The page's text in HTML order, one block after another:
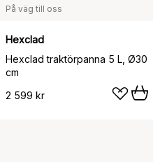
På väg till oss
Hexclad
Hexclad traktörpanna 5 L, Ø30
cm
2 599 kr